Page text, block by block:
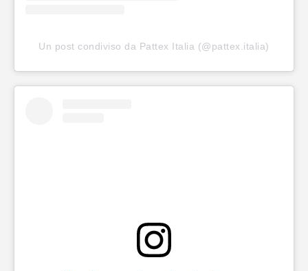
Un post condiviso da Pattex Italia (@pattex.italia)